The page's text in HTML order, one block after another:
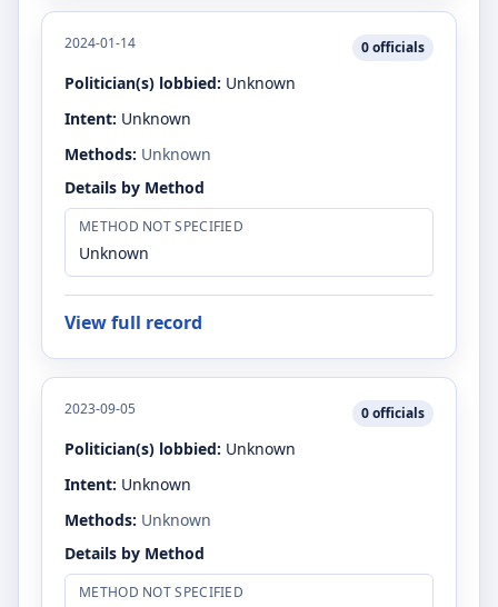
2024-01-14 0officials
Politician(s) lobbied: Unknown
Intent: Unknown
Methods: Unknown
Details by Method
METHOD NOT SPECIFIED
Unknown
View full record
2023-09-05 0officials
Politician(s) lobbied: Unknown
Intent: Unknown
Methods: Unknown
Details by Method
METHOD NOT SPECIFIED